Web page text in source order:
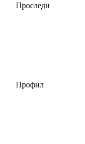
Проследи
Профил